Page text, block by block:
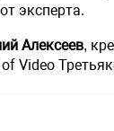
эксперта.
Алексеев,
of Video